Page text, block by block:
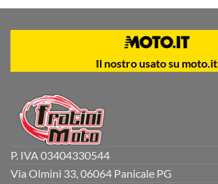
Il nostro usato su moto.it
P. IVA 03404330544
Via Olmini 33, 06064 Panicale PG